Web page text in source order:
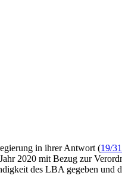
in ihrer Antwort (19/
2020 mit Bezug zur
des LBA gegeben und